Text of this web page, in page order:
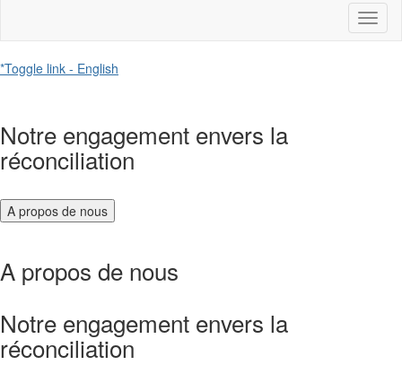
*Toggle link - English
Notre engagement envers la
réconciliation
A propos de nous
A propos de nous
Notre engagement envers la
réconciliation